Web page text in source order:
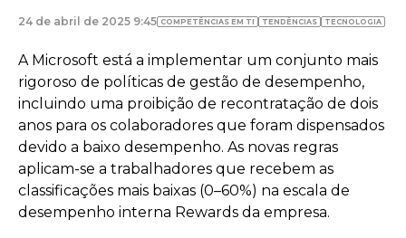
24 de abril de 2025 9:45 COMPETÊNCIAS EM TI TENDÊNCIAS TECNOLOGIA
A Microsoft está a implementar um conjunto mais
rigoroso de políticas de gestão de desempenho,
incluindo uma proibição de recontratação de dois
anos para os colaboradores que foram dispensados
devido a baixo desempenho. As novas regras
aplicam-se a trabalhadores que recebem as
classificações mais baixas (0–60%) na escala de
desempenho interna Rewards da empresa.